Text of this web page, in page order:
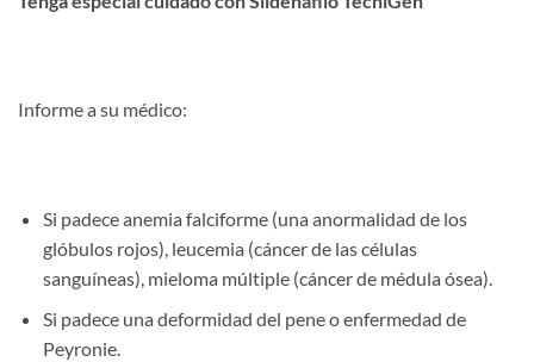
Informe a su médico:
Si padece anemia falciforme (una anormalidad de los
glóbulos rojos), leucemia (cáncer de las células
sanguíneas), mieloma múltiple (cáncer de médula ósea).
Si padece una deformidad del pene o enfermedad de
Peyronie.